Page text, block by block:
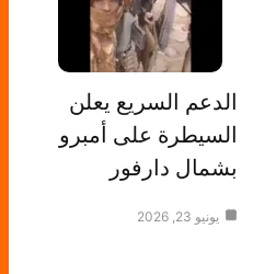
الدعم السريع يعلن
السيطرة على أمبرو
بشمال دارفور
يونيو 23, 2026